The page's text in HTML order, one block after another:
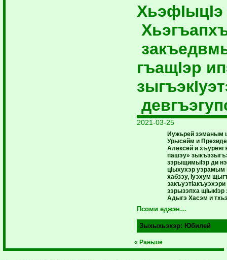
гъащIэр
2021-03-25
Иужьрей зэманым
Урысейм и
Алексей и
пашэу»
зэрыщимыIэр ди
цIыхухэр
хабзэу, Iуэхум
зэрызэпха щIыкIэр
Адыгэ Хасэм и
Псоми еджэн…
Зыхыхьэхэр: Юбилей
« Раньше